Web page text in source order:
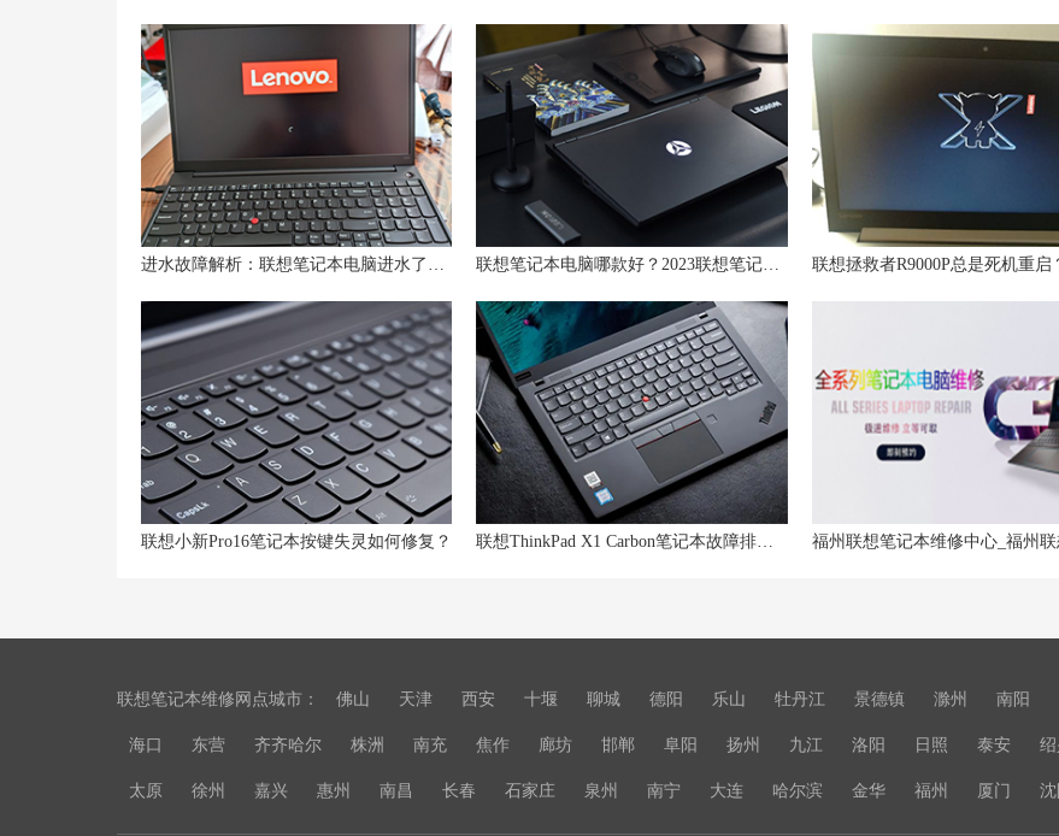
联想小新Pro16笔记本按键失灵如何修复？
联想笔记本维修网点城市： 佛山 天津 西安 十堰 聊城 德阳 乐山 牡丹江 景德镇 滁州 南阳
海口 东营 齐齐哈尔 株洲 南充 焦作 廊坊 邯郸 阜阳 扬州 九江 洛阳 日照 泰安 绍
太原 徐州 嘉兴 惠州 南昌 长春 石家庄 泉州 南宁 大连 哈尔滨 金华 福州 厦门 沈